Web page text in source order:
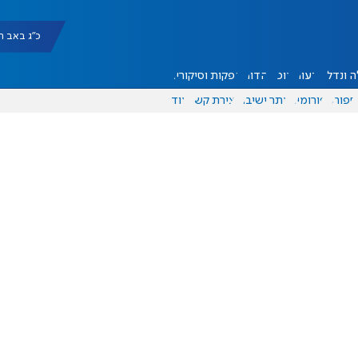
כ"ג באב תשפ"ו
ונדל"ן דעות אוכל יהדות הפקות וסיקורים
ספורט פורומים אתר ישיבה יצירת קשר עוד